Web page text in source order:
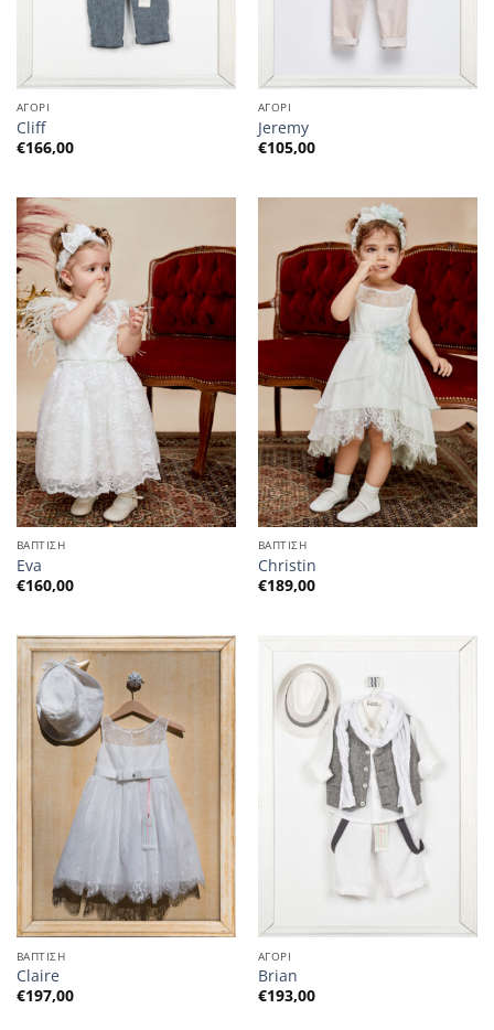
ΑΓΟΡΙ
Cliff
€166,00
ΑΓΟΡΙ
Jeremy
€105,00
ΒΑΠΤΙΣΗ
Eva
€160,00
ΒΑΠΤΙΣΗ
Christin
€189,00
ΒΑΠΤΙΣΗ
Claire
€197,00
ΑΓΟΡΙ
Brian
€193,00